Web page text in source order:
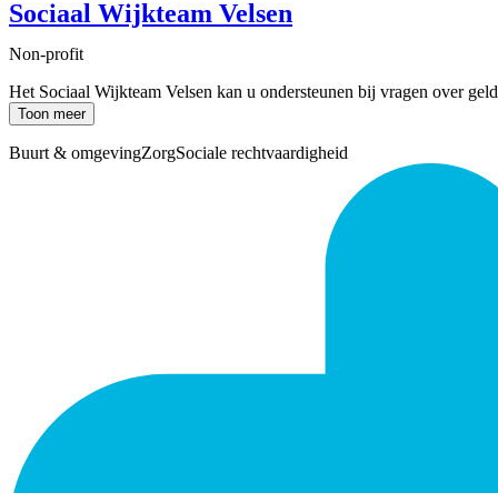
Sociaal Wijkteam Velsen
Non-profit
Het Sociaal Wijkteam Velsen kan u ondersteunen bij vragen over
Toon meer
Buurt & omgevingZorgSociale rechtvaardigheid